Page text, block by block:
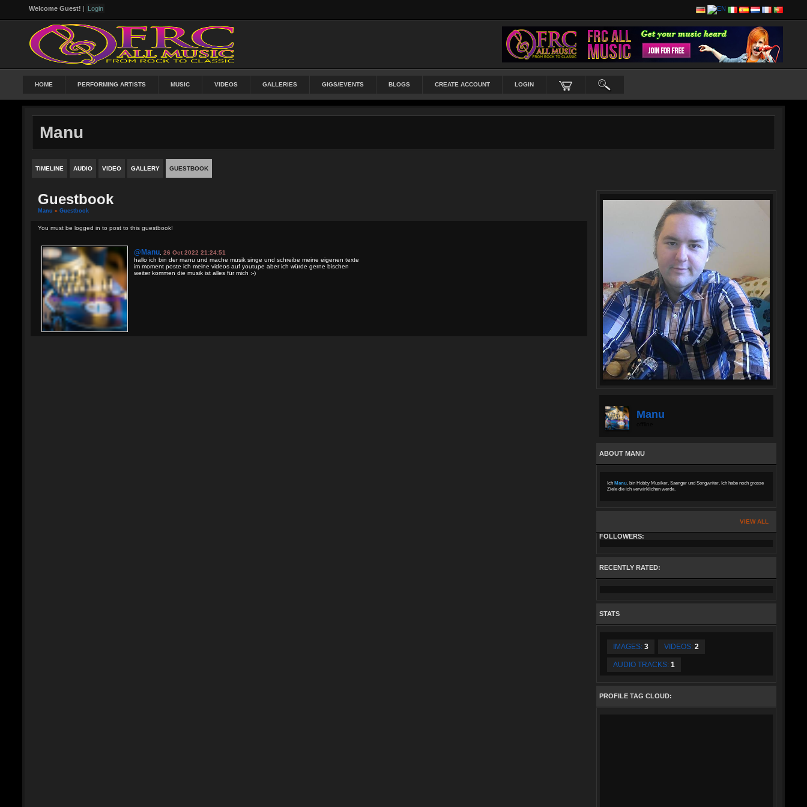
Welcome Guest! | Login
HOME PERFORMING ARTISTS MUSIC VIDEOS GALLERIES GIGS/EVENTS BLOGS CREATE ACCOUNT LOGIN
Manu
TIMELINE AUDIO VIDEO GALLERY GUESTBOOK
Guestbook
Manu » Guestbook
You must be logged in to post to this guestbook!
@manu ,26 Oct 2022 21:24:51
hallo ich bin der manu und mache musik singe und schreibe meine eigenen texte
im moment poste ich meine videos auf youtupe aber ich würde gerne bischen
weiter kommen die musik ist alles für mich :-)
Manu
ABOUT MANU
IchManu, bin Hobby Musiker, Saenger und Songwriter. Ich habe noch grosse
Ziele die ich verwirklichen werde.
VIEW ALL
FOLLOWERS:
RECENTLY RATED:
STATS
IMAGES: 3 VIDEOS: 2
AUDIO TRACKS: 1
PROFILE TAG CLOUD: